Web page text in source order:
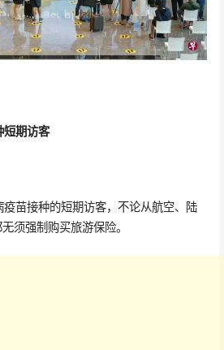
短期访客
苗接种的短期访客，不论从航空、陆
须强制购买旅游保险。